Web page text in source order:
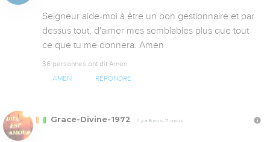
Seigneur aide-moi à être un bon gestionnaire et par
dessus tout, d'aimer mes semblables plus que tout
ce que tu me donnera. Amen
36 personnes ont dit Amen
AMEN RÉPONDRE
Grace-Divine-1972 Il y a 8 ans, 11 mois